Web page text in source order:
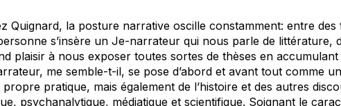
Quignard, la posture narrative oscille constamment: entre des
s’insère un Je-narrateur qui nous parle de littérature,
plaisir à nous exposer toutes sortes de thèses en
me semble-t-il, se pose d’abord et avant tout comme
pratique, mais également de l’histoire et des autres
psychanalytique, médiatique et scientifique. Soignant le